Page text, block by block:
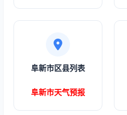
阜新市区县列表
阜新市天气预报